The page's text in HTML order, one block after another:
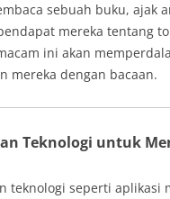
sebuah buku, ajak
mereka tentang
ini akan
mereka dengan bacaan.
Teknologi untuk
teknologi seperti aplikasi